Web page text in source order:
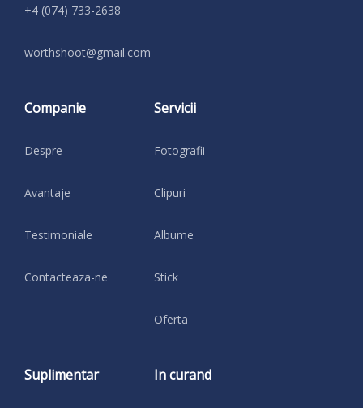
+4 (074) 733-2638
moc.liamg@toohshtrow
Companie
Despre
Avantaje
Testimoniale
Contacteaza-ne
Servicii
Fotografii
Clipuri
Albume
Stick
Oferta
Suplimentar In curand